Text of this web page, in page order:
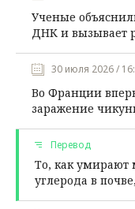
Ученые
ДНК и вызывает
30 июля 2026 /
Во Франции
заражение
Перевод
То, как умирают
углерода в